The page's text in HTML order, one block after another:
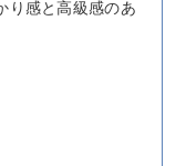
り感と高級感のあ